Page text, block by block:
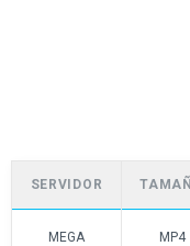
SERVIDOR
MEGA MP4